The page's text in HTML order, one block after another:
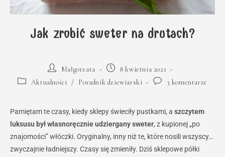
Jak zrobić sweter na drutach?
Post
author:
Małgorzata
Post
published:
8 kwietnia 2021
Post Aktualności / Poradnik dziewiarski
Post 3 komentarze
Pamiętam te czasy, kiedy sklepy świeciły pustkami, a szczytem
luksusu był własnoręcznie udziergany sweter, z kupionej „po
znajomości” włóczki. Oryginalny, inny niż te, które nosili wszyscy…
zwyczajnie ładniejszy. Czasy się zmieniły. Dziś sklepowe półki